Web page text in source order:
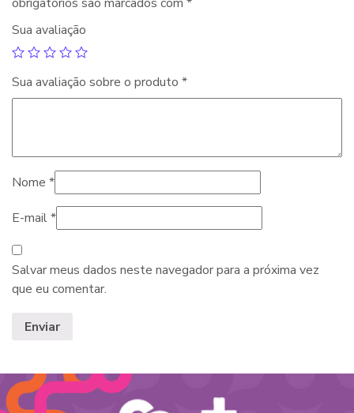
Sua avaliação
Sua avaliação sobre o produto *
Nome *
E-mail*
Salvar meus dados neste navegador para a próxima vez
que eu comentar.